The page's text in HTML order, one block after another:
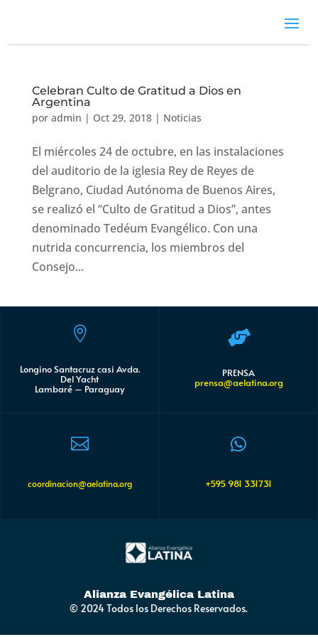
Celebran Culto de Gratitud a Dios en
Argentina
por admin | Oct 29, 2018| Noticias
El miércoles 24 de octubre, en las instalaciones
del auditorio de la iglesia Rey de Reyes de
Belgrano, Ciudad Autónoma de Buenos Aires,
se realizó el “Culto de Gratitud a Dios”, antes
denominado Tedéum Evangélico. Con una
nutrida concurrencia, los miembros del
Consejo...

Longino Santacruz casi Avda.
Del Yacht
Lambaré – Paraguay

coordinacion@aelatina.org

PRENSA
prensa@aelatina.org

+595 981 331731
Alianza Evangélica Latina
© 2024 Todos los Derechos Reservados.